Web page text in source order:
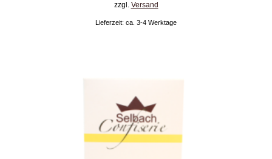
zzgl. Versand
Lieferzeit: ca. 3-4 Werktage